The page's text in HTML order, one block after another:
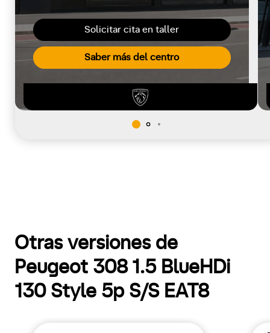
Solicitar cita en taller
Saber más del centro
Otras versiones de
Peugeot 308 1.5 BlueHDi
130 Style 5p S/S EAT8